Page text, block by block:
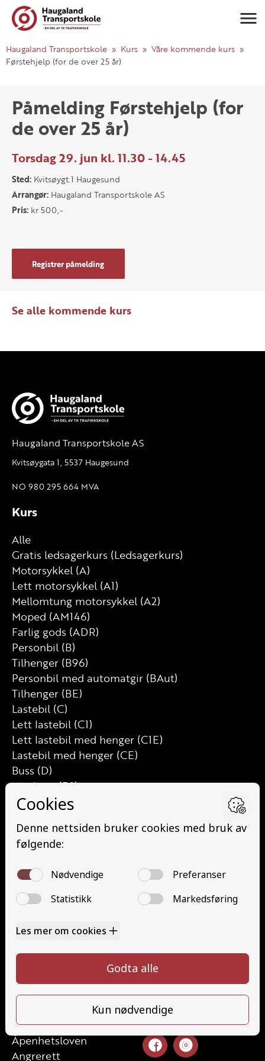
Haugaland Transportskole Kurs
Våre kommende kurs
Førstehjelp (for de over 25 år)
Påmelding Førstehjelp (for
de over 25 år)
Torsdag 29. jun kl. 11.30 - 14.45
Sted: Kvitsøygt.1 Haugesund
Arrangør: Haugaland Transportskole AS
Pris: kr 500,-
Registrer påmelding
Se alle kommende kurs
Haugaland Transportskole AS
Kvitsøygata 1, 5537 Haugesund
NO 980 295 664 MVA
Kurs
Alle
Gratis ledsagerkurs (Ledsagerkurs)
Motorsykkel (A)
Lett motorsykkel (A1)
Mellomtung motorsykkel (A2)
Moped (AM146)
Farlig gods (ADR)
Personbil (B)
Tilhenger (B96)
Personbil med automatgir (BAut)
Tilhenger (BE)
Lastebil (C)
Lett lastebil (C1)
Lett lastebil med henger (C1E)
Lastebil med henger (CE)
Buss (D)
Minibuss (D1)
Minibuss med henger (D1E)
Traktor (T)
Traktor (T141 og T148)
Trafikalt grunnkurs (TG)
Gods (YDG – YSK)
Person (YDP – YSK)
Kontakt
Priser
Elevside
Kontakt oss
Åpenhetsloven
Angrerett
52 70 87 90
post@haugaland-as.no
Følg oss